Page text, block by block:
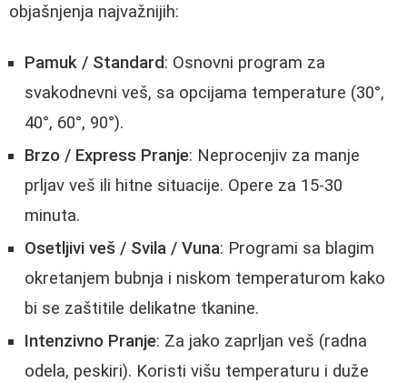
objašnjenja najvažnijih:
Pamuk / Standard: Osnovni program za
svakodnevni veš, sa opcijama temperature (30°,
40°, 60°, 90°).
Brzo / Express Pranje: Neprocenjiv za manje
prljav veš ili hitne situacije. Opere za 15-30
minuta.
Osetljivi veš / Svila / Vuna: Programi sa blagim
okretanjem bubnja i niskom temperaturom kako
bi se zaštitile delikatne tkanine.
Intenzivno Pranje: Za jako zaprljan veš (radna
odela, peskiri). Koristi višu temperaturu i duže